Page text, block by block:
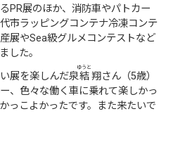
PR展のほか、消防車やパトカー
市ラッピングコンテナ冷凍コンテ
展やSea級グルメコンテストなど
した。
展を楽しんだ泉結
ゆうと
翔さん（5歳）
、色々な働く車に乗れて楽しかっ
っこよかったです。また来たいで